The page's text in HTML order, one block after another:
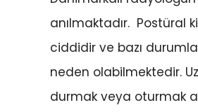
anılmaktadır. Postüral
ciddidir ve bazı
neden olabilmektedir.
durmak veya oturmak